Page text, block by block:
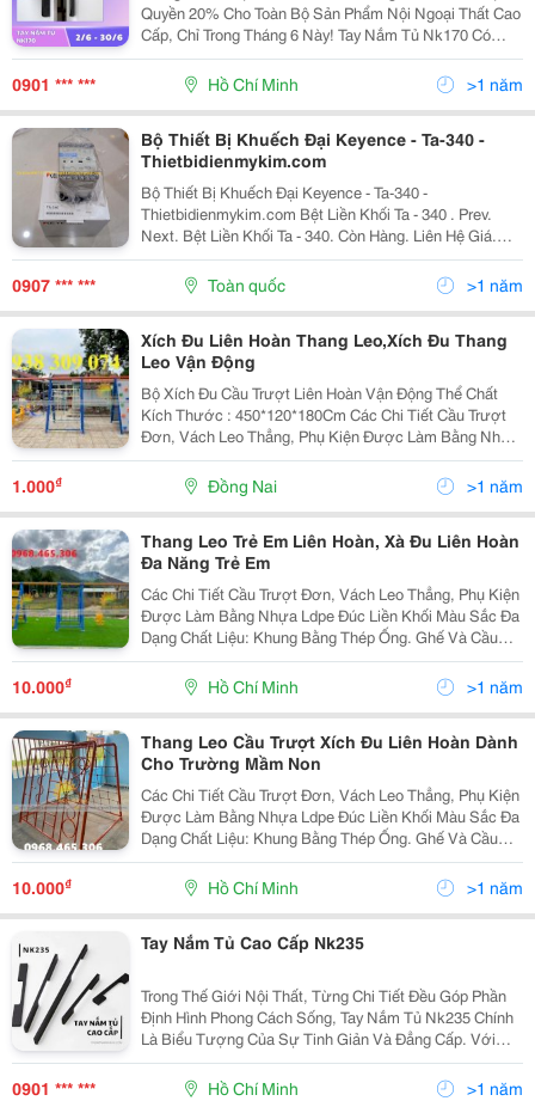
Quyền 20% Cho Toàn Bộ Sản Phẩm Nội Ngoại Thất Cao
Cấp, Chỉ Trong Tháng 6 Này! Tay Nắm Tủ Nk170 Có
Thiết Kế Dạng Thanh Liền Khối, Mang Đến Vẻ Đẹp Tinh
Tế, Hiện Đại Và Cực Kỳ Dễ Phối Với Mọi Không Gian...
0901 *** *** Hồ Chí Minh >1 năm
Bộ Thiết Bị Khuếch Đại Keyence - Ta-340 -
Thietbidienmykim.com
Bộ Thiết Bị Khuếch Đại Keyence - Ta-340 -
Thietbidienmykim.com Bệt Liền Khối Ta - 340 . Prev.
Next. Bệt Liền Khối Ta - 340. Còn Hàng. Liên Hệ Giá.
Bàn Cầu 1 Khối , 2 Chế Độ Xả Nhấn, Nắp Rơi Êm. Men
0907 *** *** Toàn quốc >1 năm
Xích Đu Liên Hoàn Thang Leo,Xích Đu Thang
Leo Vận Động
Bộ Xích Đu Cầu Trượt Liên Hoàn Vận Động Thể Chất
Kích Thước : 450*120*180Cm Các Chi Tiết Cầu Trượt
Đơn, Vách Leo Thẳng, Phụ Kiện Được Làm Bằng Nhựa
Ldpe Đúc Liền Khối. Chất Liệu : Khung Thép Bằng Ống,
Ghế Và Cầu Trượt Bằng Nhựa Pp Nguyên Sinh /
Nhựa...
1.000₫ Đồng Nai >1 năm
Thang Leo Trẻ Em Liên Hoàn, Xà Đu Liên Hoàn
Đa Năng Trẻ Em
Các Chi Tiết Cầu Trượt Đơn, Vách Leo Thẳng, Phụ Kiện
Được Làm Bằng Nhựa Ldpe Đúc Liền Khối Màu Sắc Đa
Dạng Chất Liệu: Khung Bằng Thép Ống. Ghế Và Cầu
Trượt Làm Bằng Nhựa Pp Nguyên Sinh / Nhựa
Composite Gồm Liên Hoàn Xích Đu Cầu Trượt, 2 Khối...
10.000₫ Hồ Chí Minh >1 năm
Thang Leo Cầu Trượt Xích Đu Liên Hoàn Dành
Cho Trường Mầm Non
Các Chi Tiết Cầu Trượt Đơn, Vách Leo Thẳng, Phụ Kiện
Được Làm Bằng Nhựa Ldpe Đúc Liền Khối Màu Sắc Đa
Dạng Chất Liệu: Khung Bằng Thép Ống. Ghế Và Cầu
Trượt Làm Bằng Nhựa Pp Nguyên Sinh / Nhựa
Composite Gồm Liên Hoàn Xích Đu Cầu Trượt, 2 Khối...
10.000₫ Hồ Chí Minh >1 năm
Tay Nắm Tủ Cao Cấp Nk235
Trong Thế Giới Nội Thất, Từng Chi Tiết Đều Góp Phần
Định Hình Phong Cách Sống, Tay Nắm Tủ Nk235 Chính
Là Biểu Tượng Của Sự Tinh Giản Và Đẳng Cấp. Với
Thiết Kế Đường Thẳng Mạnh Mẽ, Sắc Nét Và Liền Khối,
Nk235 Giúp Không Gian Thêm Gọn Gàng, Thanh
0901 *** *** Hồ Chí Minh >1 năm